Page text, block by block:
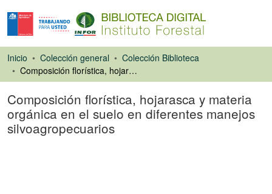
Inicio Colección general
Colección Biblioteca
Composición florística, hojarasca y materia orgánica en el suelo en diferentes manejos silvoagropecuarios
Composición florística, hojarasca y materia
orgánica en el suelo en diferentes manejos
silvoagropecuarios